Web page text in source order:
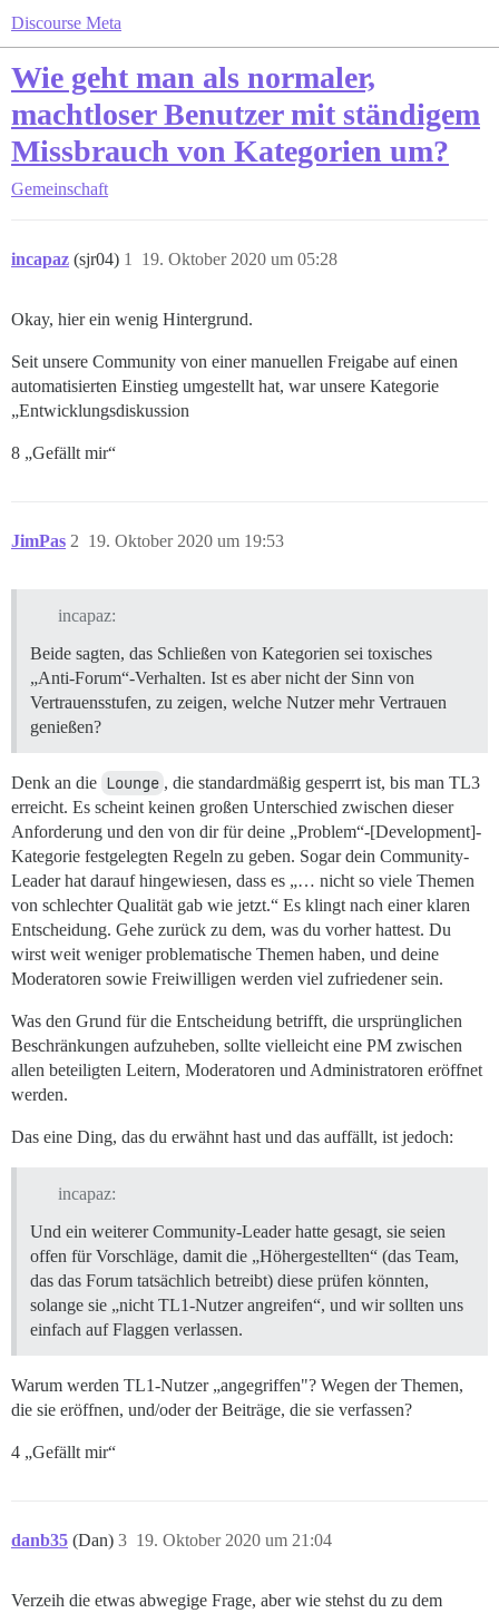
Discourse Meta
Wie geht man als normaler,
machtloser Benutzer mit ständigem
Missbrauch von Kategorien um?
Gemeinschaft
incapaz (sjr04) 19. Oktober 2020 um 05:28
1
Okay, hier ein wenig Hintergrund.
Seit unsere Community von einer manuellen Freigabe auf einen
automatisierten Einstieg umgestellt hat, war unsere Kategorie
„Entwicklungsdiskussion
8 „Gefällt mir“
JimPas 19. Oktober 2020 um 19:53
2
incapaz:
Beide sagten, das Schließen von Kategorien sei toxisches
„Anti-Forum“-Verhalten. Ist es aber nicht der Sinn von
Vertrauensstufen, zu zeigen, welche Nutzer mehr Vertrauen
genießen?
Denk an die Lounge , die standardmäßig gesperrt ist, bis man TL3
erreicht. Es scheint keinen großen Unterschied zwischen dieser
Anforderung und den von dir für deine „Problem“-[Development]-
Kategorie festgelegten Regeln zu geben. Sogar dein Community-
Leader hat darauf hingewiesen, dass es „… nicht so viele Themen
von schlechter Qualität gab wie jetzt.“ Es klingt nach einer klaren
Entscheidung. Gehe zurück zu dem, was du vorher hattest. Du
wirst weit weniger problematische Themen haben, und deine
Moderatoren sowie Freiwilligen werden viel zufriedener sein.
Was den Grund für die Entscheidung betrifft, die ursprünglichen
Beschränkungen aufzuheben, sollte vielleicht eine PM zwischen
allen beteiligten Leitern, Moderatoren und Administratoren eröffnet
werden.
Das eine Ding, das du erwähnt hast und das auffällt, ist jedoch:
incapaz:
Und ein weiterer Community-Leader hatte gesagt, sie seien
offen für Vorschläge, damit die „Höhergestellten“ (das Team,
das das Forum tatsächlich betreibt) diese prüfen könnten,
solange sie „nicht TL1-Nutzer angreifen“, und wir sollten uns
einfach auf Flaggen verlassen.
Warum werden TL1-Nutzer „angegriffen"? Wegen der Themen,
die sie eröffnen, und/oder der Beiträge, die sie verfassen?
4 „Gefällt mir“
danb35 (Dan) 19. Oktober 2020 um 21:04
3
Verzeih die etwas abwegige Frage, aber wie stehst du zu dem